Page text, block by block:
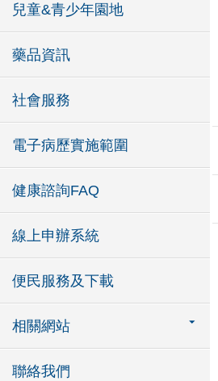
兒童&青少年園地
藥品資訊
社會服務
電子病歷實施範圍
健康諮詢FAQ
線上申辦系統
便民服務及下載
相關網站
聯絡我們